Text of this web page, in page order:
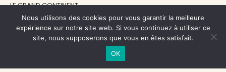
LE GRAND CONTINENT
DIACRITIK
EN ATTENDANT NADEAU
NOS SOUTIENS
Nous utilisons des cookies pour vous garantir la meilleure
expérience sur notre site web. Si vous continuez à utiliser ce
site, nous supposerons que vous en êtes satisfait.
OK